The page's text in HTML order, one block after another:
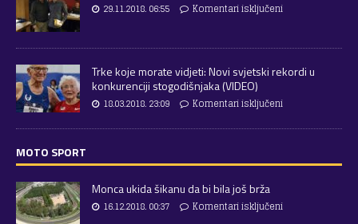
29.11.2018. 06:55 Komentari isključeni
Trke koje morate vidjeti: Novi svjetski rekordi u
konkurenciji stogodišnjaka (VIDEO)
18.03.2018. 23:09 Komentari isključeni
MOTO SPORT
Monca ukida šikanu da bi bila još brža
16.12.2018. 00:37 Komentari isključeni